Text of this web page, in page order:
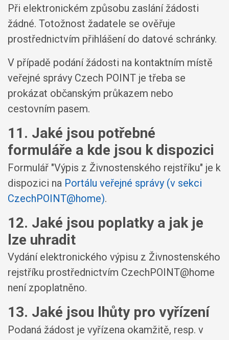
Při elektronickém způsobu zaslání žádosti
žádné. Totožnost žadatele se ověřuje
prostřednictvím přihlášení do datové schránky.
V případě podání žádosti na kontaktním místě
veřejné správy Czech POINT je třeba se
prokázat občanským průkazem nebo
cestovním pasem.
11. Jaké jsou potřebné
formuláře a kde jsou k dispozici
Formulář "Výpis z Živnostenského rejstříku" je k
dispozici na Portálu veřejné správy (v sekci
CzechPOINT@home).
12. Jaké jsou poplatky a jak je
lze uhradit
Vydání elektronického výpisu z Živnostenského
rejstříku prostřednictvím CzechPOINT@home
není zpoplatněno.
13. Jaké jsou lhůty pro vyřízení
Podaná žádost je vyřízena okamžitě, resp. v